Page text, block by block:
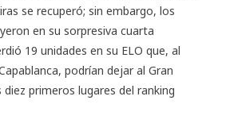
se recuperó; sin embargo, los
en su sorpresiva cuarta
19 unidades en su ELO que, al
podrían dejar al Gran
primeros lugares del ranking